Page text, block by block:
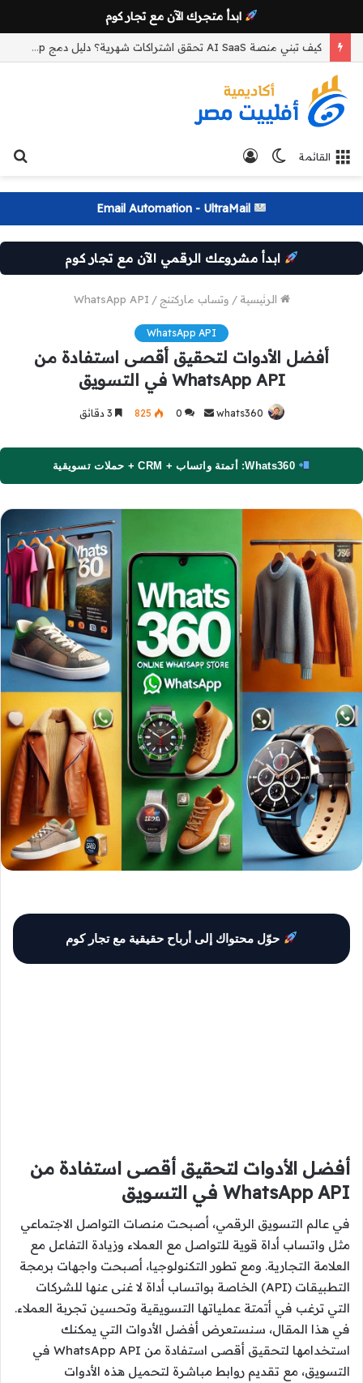
ابدأ متجرك الآن مع تجار كوم
كيف تبني منصة AI SaaS تحقق اشتراكات شهرية؟ دليل دمج WhatsApp وCRM والأتمتة لزيادة النمو
القائمة
الوضع
ابدأ مشروعك الرقمي الآن مع تجار كوم
الرئيسية / وتساب ماركتنج /
WhatsApp API
WhatsApp API
أفضل الأدوات لتحقيق أقصى استفادة من
WhatsApp API في التسويق
whats360
أرسل
إلكترونيا
0
825
Whats360: أتمتة واتساب + CRM + حملات تسويقية
حوّل محتواك إلى أرباح حقيقية مع تجار كوم
أفضل الأدوات لتحقيق أقصى استفادة من
WhatsApp API في التسويق
في عالم التسويق الرقمي، أصبحت منصات التواصل الاجتماعي
مثل واتساب أداة قوية للتواصل مع العملاء وزيادة التفاعل مع
العلامة التجارية. ومع تطور التكنولوجيا، أصبحت واجهات برمجة
التطبيقات (API) الخاصة بواتساب أداة لا غنى عنها للشركات
التي ترغب في أتمتة عملياتها التسويقية وتحسين تجربة العملاء.
في هذا المقال، سنستعرض أفضل الأدوات التي يمكنك
استخدامها لتحقيق أقصى استفادة من WhatsApp API في
التسويق، مع تقديم روابط مباشرة لتحميل هذه الأدوات